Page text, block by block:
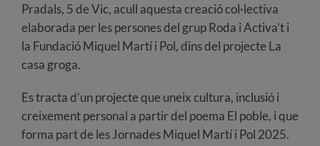
Pradals, 5 de Vic, acull aquesta creació col·lectiva
elaborada per les persones del grup Roda i Activa’t i
la Fundació Miquel Martí i Pol, dins del projecte La
casa groga.
Es tracta d’un projecte que uneix cultura, inclusió i
creixement personal a partir del poema El poble, i que
forma part de les Jornades Miquel Martí i Pol 2025.